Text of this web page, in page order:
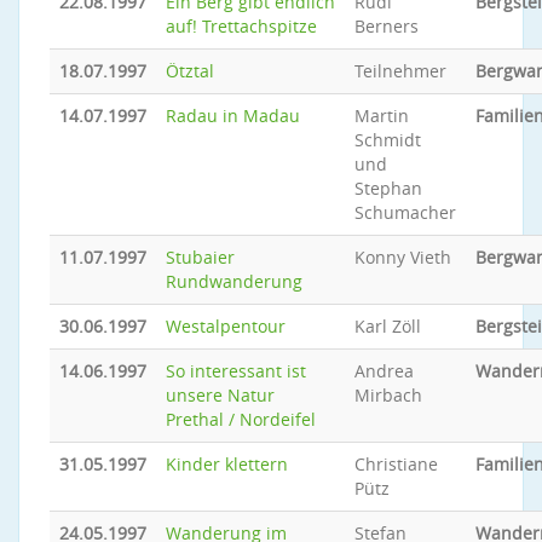
auf! Trettachspitze
Berners
18.07.1997 Ötztal Teilnehmer
14.07.1997
Radau in Madau
Martin
Schmidt
und
Stephan
Schumacher
11.07.1997
Stubaier
Rundwanderung
Konny Vieth
30.06.1997 Westalpentour Karl Zöll
14.06.1997
So interessant ist
unsere Natur
Prethal / Nordeifel
Andrea
Mirbach
31.05.1997 Kinder klettern
Christiane
Pütz
24.05.1997 Wanderung im Stefan